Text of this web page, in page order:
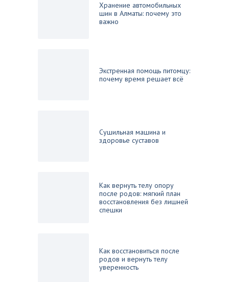
Хранение автомобильных
шин в Алматы: почему это
важно
Экстренная помощь питомцу:
почему время решает всё
Сушильная машина и
здоровье суставов
Как вернуть телу опору
после родов: мягкий план
восстановления без лишней
спешки
Как восстановиться после
родов и вернуть телу
уверенность